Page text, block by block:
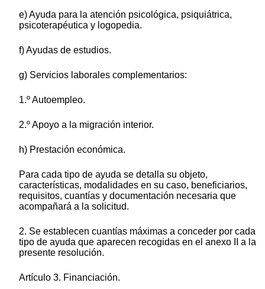
e) Ayuda para la atención psicológica, psiquiátrica,
psicoterapéutica y logopedia.
f) Ayudas de estudios.
g) Servicios laborales complementarios:
1.º Autoempleo.
2.º Apoyo a la migración interior.
h) Prestación económica.
Para cada tipo de ayuda se detalla su objeto,
características, modalidades en su caso, beneficiarios,
requisitos, cuantías y documentación necesaria que
acompañará a la solicitud.
2. Se establecen cuantías máximas a conceder por cada
tipo de ayuda que aparecen recogidas en el anexo II a la
presente resolución.
Artículo 3. Financiación.